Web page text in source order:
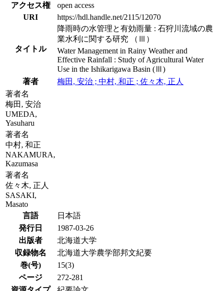
アクセス権
open access
URI
https://hdl.handle.net/2115/12070
タイトル
降雨時の水管理と有効雨量 : 石狩川流域の農
業水利に関する研究 （Ⅲ）
Water Management in Rainy Weather and
Effective Rainfall : Study of Agricultural Water
Use in the Ishikarigawa Basin (Ⅲ)
著者
梅田, 安治 ; 中村, 和正 ; 佐々木, 正人
著者名
梅田, 安治
UMEDA,
Yasuharu
著者名
中村, 和正
NAKAMURA,
Kazumasa
著者名
佐々木, 正人
SASAKI,
Masato
言語
日本語
発行日
1987-03-26
出版者
北海道大学
収録物名
北海道大学農学部邦文紀要
巻(号)
15(3)
ページ
272-281